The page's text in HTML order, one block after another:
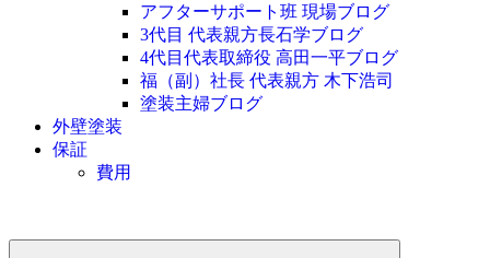
アフターサポート班 現場ブログ
3代目 代表親方長石学ブログ
4代目代表取締役 高田一平ブログ
福（副）社長 代表親方 木下浩司
塗装主婦ブログ
外壁塗装
保証
費用